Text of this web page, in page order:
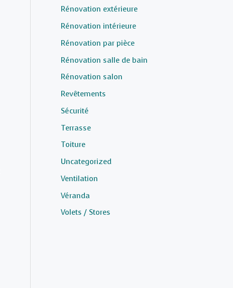
Rénovation extérieure
Rénovation intérieure
Rénovation par pièce
Rénovation salle de bain
Rénovation salon
Revêtements
Sécurité
Terrasse
Toiture
Uncategorized
Ventilation
Véranda
Volets / Stores